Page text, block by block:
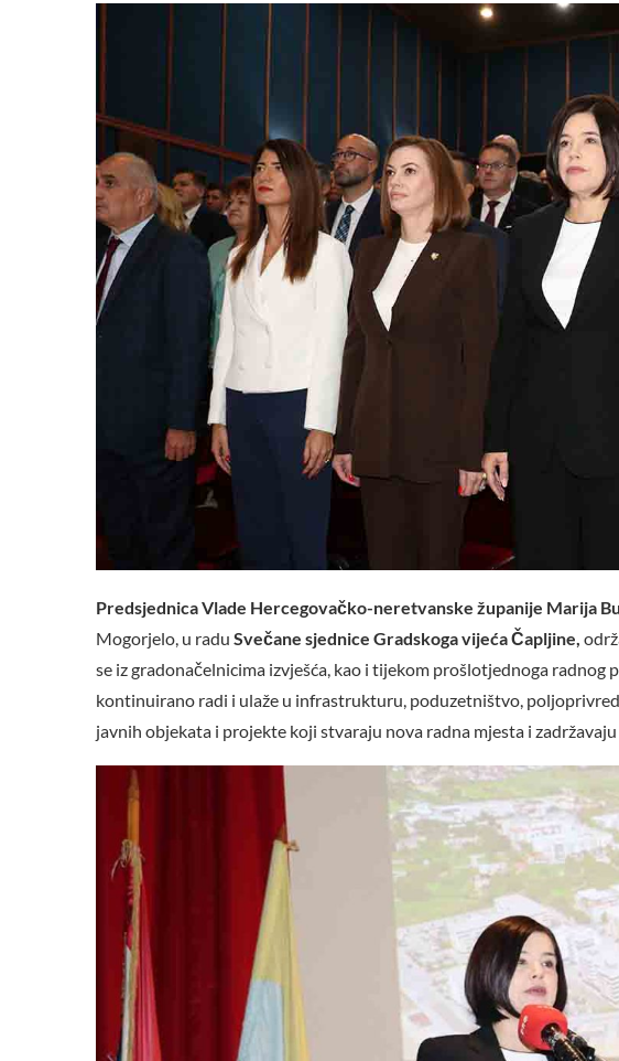
Predsjednica Vlade Hercegovačko-neretvanske županije Marija
Mogorjelo, u radu Svečane sjednice Gradskoga vijeća Čapljine,
se iz gradonačelnicima izvješća, kao i tijekom prošlotjednoga radnog
kontinuirano radi i ulaže u infrastrukturu, poduzetništvo,
javnih objekata i projekte koji stvaraju nova radna mjesta i zadržavaju